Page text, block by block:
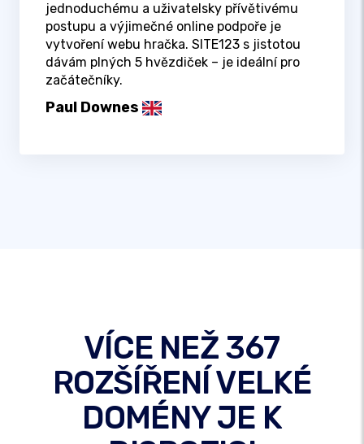
jednoduchému a uživatelsky přívětivému
postupu a výjimečné online podpoře je
vytvoření webu hračka. SITE123 s jistotou
dávám plných 5 hvězdiček – je ideální pro
začátečníky.
Paul Downes
VÍCE NEŽ 367
ROZŠÍŘENÍ VELKÉ
DOMÉNY JE K